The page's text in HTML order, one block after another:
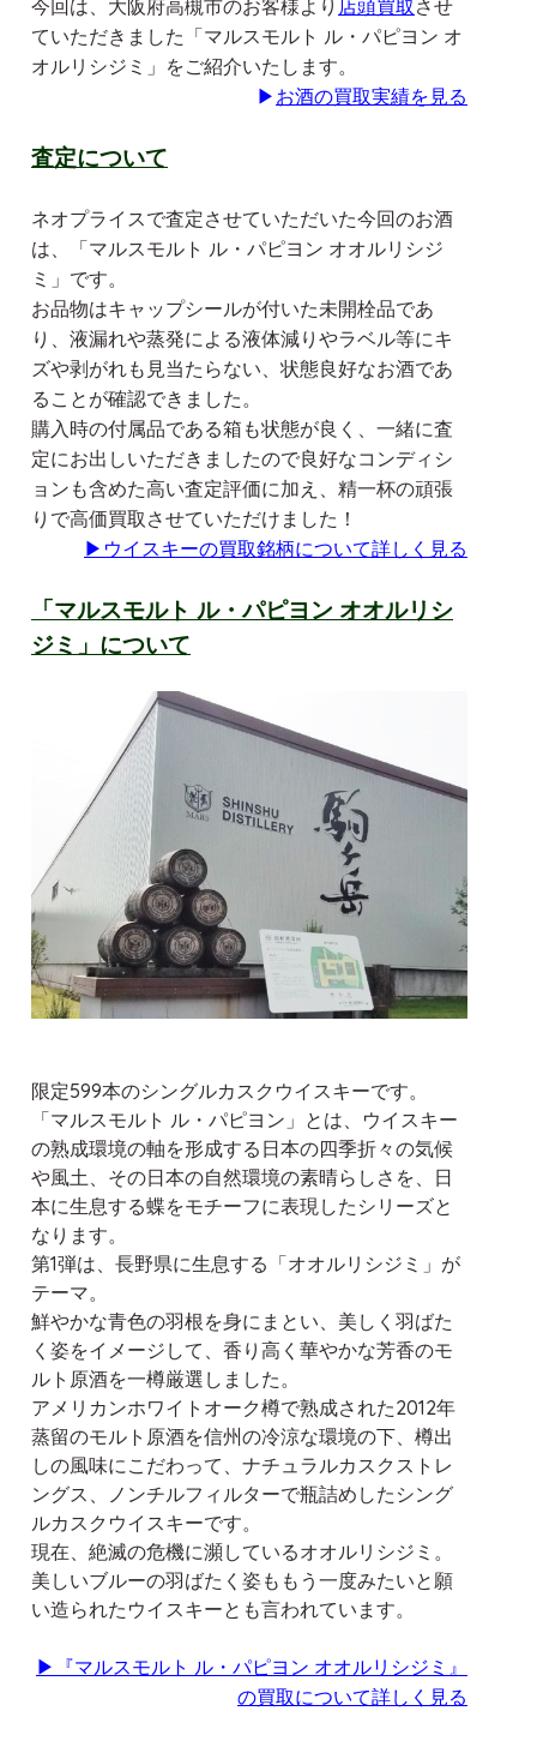
今回は、大阪府高槻市のお客様より 店頭買取 させ
ていただきました「マルスモルト ル・パピヨン オ
オルリシジミ」をご紹介いたします。
▶ お酒の買取実績を見る
査定について
ネオプライスで査定させていただいた今回のお酒
は、「マルスモルト ル・パピヨン オオルリシジ
ミ」です。
お品物はキャップシールが付いた未開栓品であ
り、液漏れや蒸発による液体減りやラベル等にキ
ズや剥がれも見当たらない、状態良好なお酒であ
ることが確認できました。
購入時の付属品である箱も状態が良く、一緒に査
定にお出しいただきましたので良好なコンディシ
ョンも含めた高い査定評価に加え、精一杯の頑張
りで高価買取させていただけました！
▶ ウイスキーの買取銘柄について詳しく見る
「マルスモルト ル・パピヨン オオルリシ
ジミ」について
限定599本のシングルカスクウイスキーです。
「マルスモルト ル・パピヨン」とは、ウイスキー
の熟成環境の軸を形成する日本の四季折々の気候
や風土、その日本の自然環境の素晴らしさを、日
本に生息する蝶をモチーフに表現したシリーズと
なります。
第1弾は、長野県に生息する「オオルリシジミ」が
テーマ。
鮮やかな青色の羽根を身にまとい、美しく羽ばた
く姿をイメージして、香り高く華やかな芳香のモ
ルト原酒を一樽厳選しました。
アメリカンホワイトオーク樽で熟成された2012年
蒸留のモルト原酒を信州の冷涼な環境の下、樽出
しの風味にこだわって、ナチュラルカスクストレ
ングス、ノンチルフィルターで瓶詰めしたシング
ルカスクウイスキーです。
現在、絶滅の危機に瀕しているオオルリシジミ。
美しいブルーの羽ばたく姿ももう一度みたいと願
い造られたウイスキーとも言われています。
▶『マルスモルト ル・パピヨン オオルリシジミ 』
の買取について詳しく見る